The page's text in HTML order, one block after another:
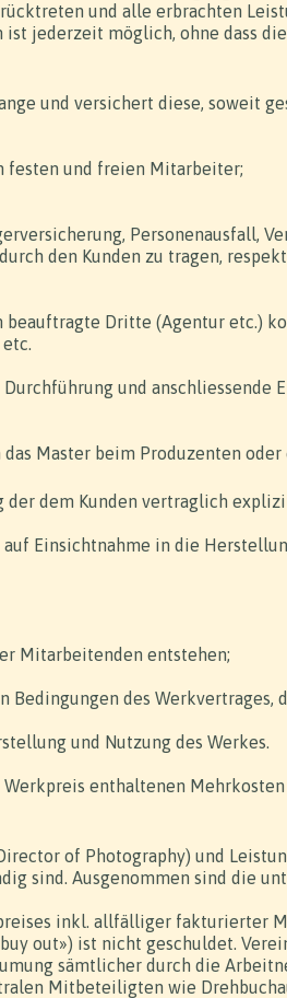
und alle erbrachten
jederzeit möglich, ohne dass
und versichert diese, soweit
festen und freien Mitarbeiter;
Personenausfall,
den Kunden zu tragen,
beauftragte Dritte (Agentur etc.)
und anschliessende
Master beim Produzenten
dem Kunden vertraglich
auf Einsichtnahme in die
Mitarbeitenden entstehen;
des Werkvertrages,
und Nutzung des Werkes.
enthaltenen
of Photography) und
sind. Ausgenommen sind die
inkl. allfälliger fakturierter
out») ist nicht geschuldet.
sämtlicher durch die
Mitbeteiligten wie